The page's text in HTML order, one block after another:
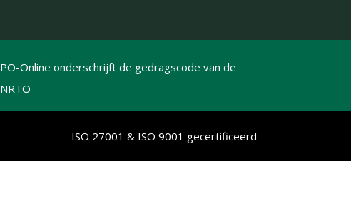
PO-Online onderschrijft de gedragscode van de
NRTO
ISO 27001 & ISO 9001 gecertificeerd